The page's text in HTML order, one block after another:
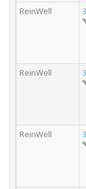
ReinWell
ReinWell
ReinWell